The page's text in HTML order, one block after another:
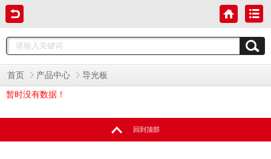
首页 产品中心 导光板
暂时没有数据！
回到顶部